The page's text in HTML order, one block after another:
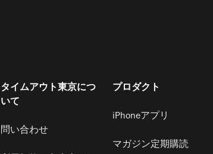
タイムアウト東京につ
いて
問い合わせ
プロダクト
iPhoneアプリ
マガジン定期購読